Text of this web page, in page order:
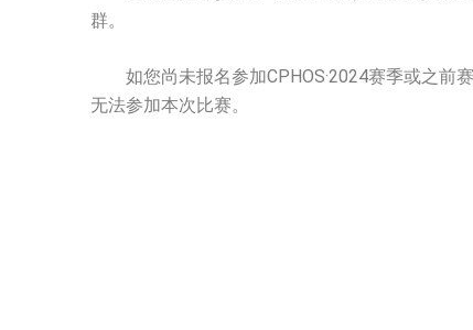
群。
如您尚未报名参加CPHOS·2024赛季或之前赛
无法参加本次比赛。